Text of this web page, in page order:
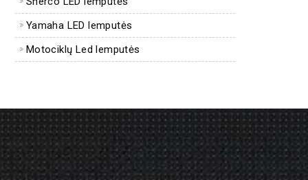
Yamaha LED lemputės
Motociklų Led lemputės